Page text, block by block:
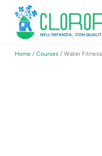
content
Home / Courses / Water Fitness